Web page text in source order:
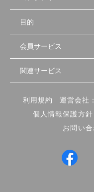
無料開業相談
セミナー情報
セミナー動画
物件を探す
首都圏
北海道
先輩開業者の声
開業・経営に関す
編集ポリシー
業態別の開業方法
UIターン開業特集
目的
店舗運営
物件
内装・設備
食材・仕入れ
会員サービス
会員登録
ログイン
関連サービス
飲食店サクセスガイド
利用規約 運営会社
個人情報保護方針
お問い合